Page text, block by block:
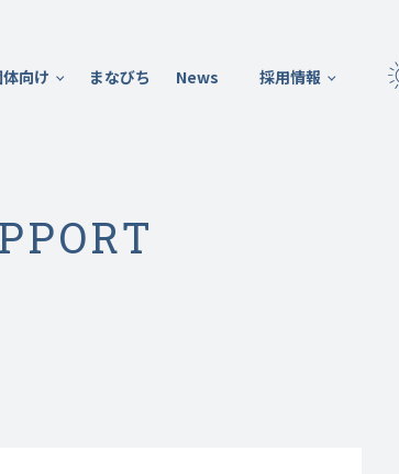
向け まなびち News 採用情報